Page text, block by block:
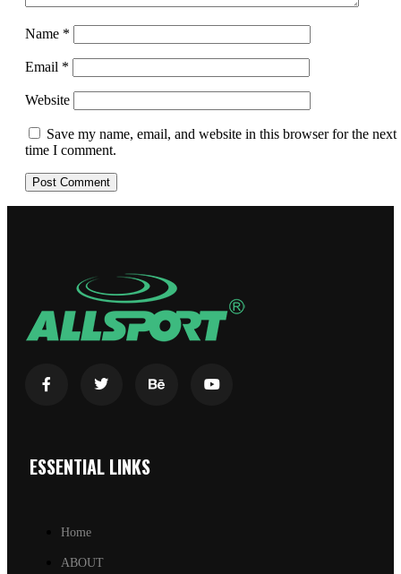
Name *
Email *
Website
Save my name, email, and website in this browser for the next
time I comment.
ESSENTIAL LINKS
Home
ABOUT